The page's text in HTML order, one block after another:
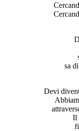
sa
Devi
Il